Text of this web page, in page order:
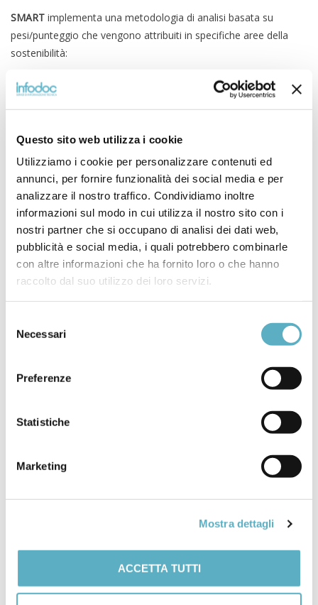
Questo sito web utilizza i cookie
Utilizziamo i cookie per personalizzare contenuti ed
annunci, per fornire funzionalità dei social media e per
analizzare il nostro traffico. Condividiamo inoltre
informazioni sul modo in cui utilizza il nostro sito con i
nostri partner che si occupano di analisi dei dati web,
pubblicità e social media, i quali potrebbero combinarle
con altre informazioni che ha fornito loro o che hanno
raccolto dal suo utilizzo dei loro servizi.
delNecessari
Preferenze
Statistiche
Marketing
Mostra dettagli
ACCETTA TUTTI
SMART implementa una metodologia di analisi basata su
pesi/punteggio che vengono attribuiti in specifiche aree della
sostenibilità:
S
upply Support/Impact (Assets: On-Hand, Sponsor
Owned, Non-RFI, ecc.)
COTS Availability (Board End-of-Life data with
Obsolescence Impact (Parts Procurability with Lifecycle
Readiness Drivers (Repair, Failure Rates, MTBF, MTTR,
FMECA, RBS Modeling, Internal Analysis)
End of Support Dates (Combination of key Supply,
Obsolescene & Readiness data to Project when
Equipment will reach End of Support)
valutandone l’impatto a livello dell’intero sistema e sotto diversi
punti di vista. Tutti questi elementi concorreranno nel
determinare quando la piattaforma non sarà più supportabile.